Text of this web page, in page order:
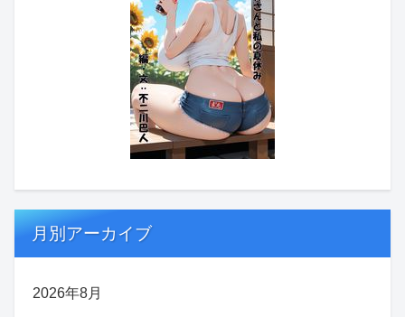
月別アーカイブ
2026年8月